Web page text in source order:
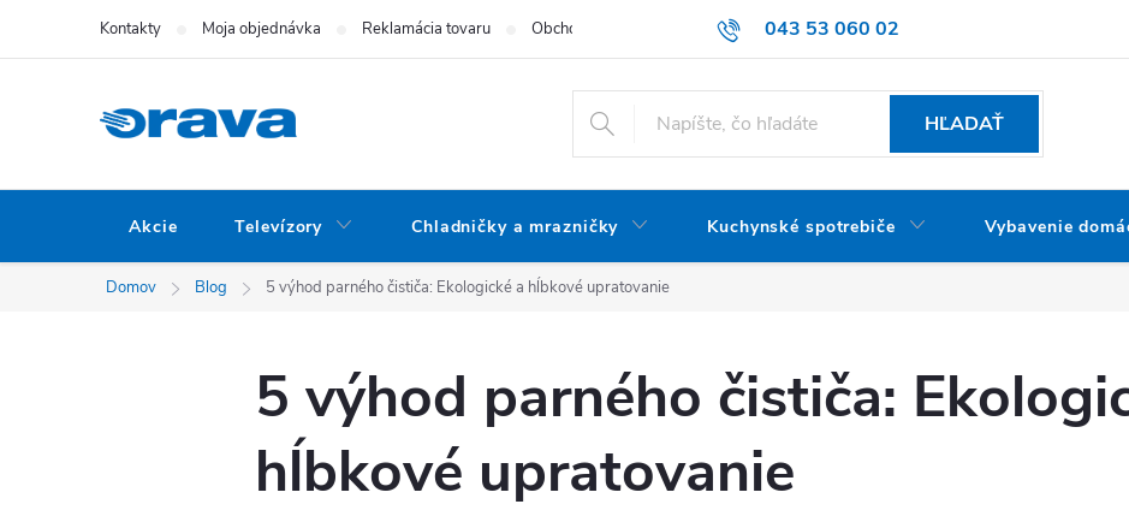
Prejsť na obsah 043 53 060 02
Kontakty Moja objednávka Reklamácia tovaru Obchodné podmienky Dodacie podmienky
HĽADAŤ
Akcie Televízory Chladničky a mrazničky Kuchynské spotrebiče Vybavenie
Domov Blog 5 výhod parného čističa: Ekologické a hĺbkové upratovanie
5 výhod parného čističa:
hĺbkové upratovanie